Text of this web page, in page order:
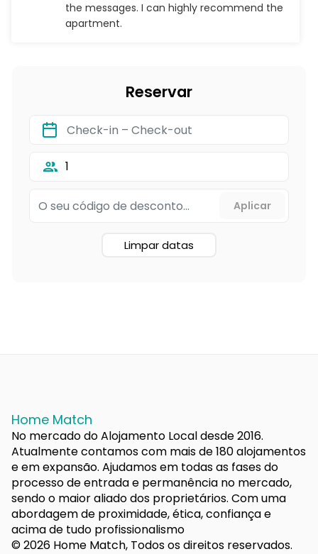
the messages. I can highly recommend the
apartment.
Reservar
1
Limpar datas
Home Match
No mercado do Alojamento Local desde 2016.
Atualmente contamos com mais de 180 alojamentos
e em expansão. Ajudamos em todas as fases do
processo de entrada e permanência no mercado,
sendo o maior aliado dos proprietários. Com uma
abordagem de proximidade, ética, confiança e
acima de tudo profissionalismo
© 2026 Home Match, Todos os direitos reservados.